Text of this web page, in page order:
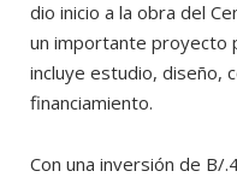
dio inicio a la obra del
un importante proyecto
incluye estudio, diseño,
financiamiento.
Con una inversión de B/